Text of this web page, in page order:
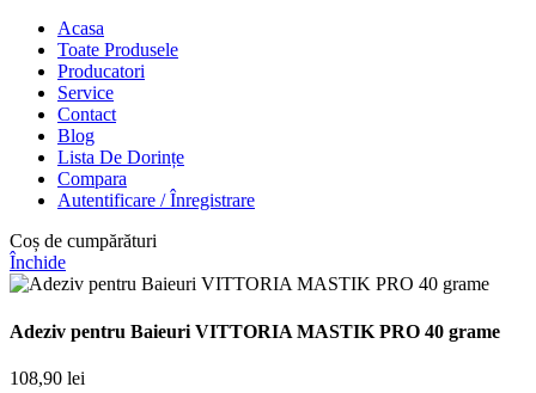
Acasa
Toate Produsele
Producatori
Service
Contact
Blog
Lista De Dorințe
Compara
Autentificare / Înregistrare
Coș de cumpărături
Închide
Adeziv pentru Baieuri VITTORIA MASTIK PRO 40 grame
108,90 lei